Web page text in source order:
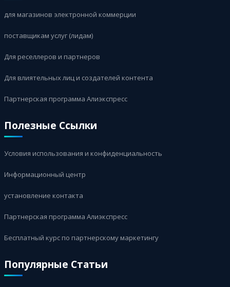
для магазинов электронной коммерции
поставщикам услуг (лидам)
Для реселлеров и партнеров
Для влиятельных лиц и создателей контента
Партнерская программа Алиэкспресс
Полезные Ссылки
Условия использования и конфиденциальность
Информационный центр
установление контакта
Партнерская программа Алиэкспресс
Бесплатный курс по партнерскому маркетингу
Популярные Статьи